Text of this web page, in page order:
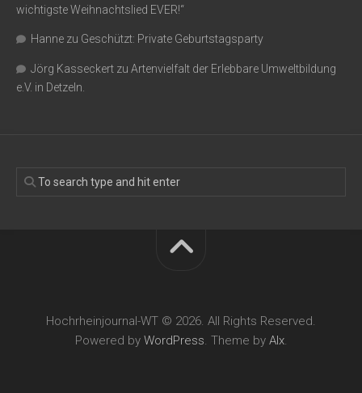
wichtigste Weihnachtslied EVER!“
Hanne zu Geschützt: Private Geburtstagsparty
Jörg Kasseckert zu Artenvielfalt der Erlebbare Umweltbildung
e.V. in Detzeln.
Hochrheinjournal-WT © 2026. All Rights Reserved.
Powered by WordPress. Theme by Alx.